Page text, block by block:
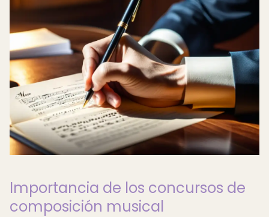
Importancia de los concursos de
composición musical